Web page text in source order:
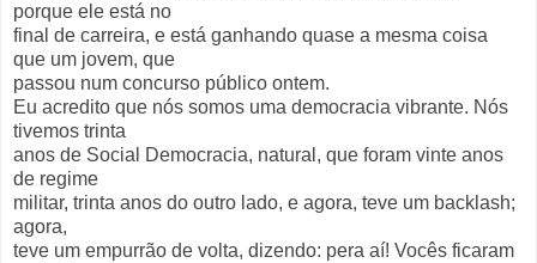
porque ele está no
final de carreira, e está ganhando quase a mesma coisa
que um jovem, que
passou num concurso público ontem.
Eu acredito que nós somos uma democracia vibrante. Nós
tivemos trinta
anos de Social Democracia, natural, que foram vinte anos
de regime
militar, trinta anos do outro lado, e agora, teve um backlash;
agora,
teve um empurrão de volta, dizendo: pera aí! Vocês ficaram